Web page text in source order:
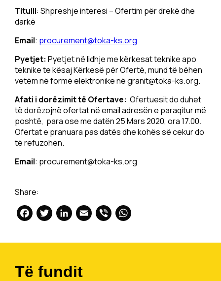
Titulli: Shpreshje interesi – Ofertim për drekë dhe
darkë
Email: procurement@toka-ks.org
Pyetjet: Pyetjet në lidhje me kërkesat teknike apo
teknike te kësaj Kërkesë për Ofertë, mund të bëhen
vetëm në formë elektronike nëgranit@toka-ks.org.
Afati i dorëzimit të Ofertave: Ofertuesit do duhet
të dorëzojnë ofertat në email adresën e paraqitur më
poshtë, para ose me datën 25 Mars 2020, ora 17.00.
Ofertat e pranuara pas datës dhe kohës së cekur do
të refuzohen.
Email: procurement@toka-ks.org
Share:
Facebook
Twitter
LinkedIn
Email
Viber
Të fundit